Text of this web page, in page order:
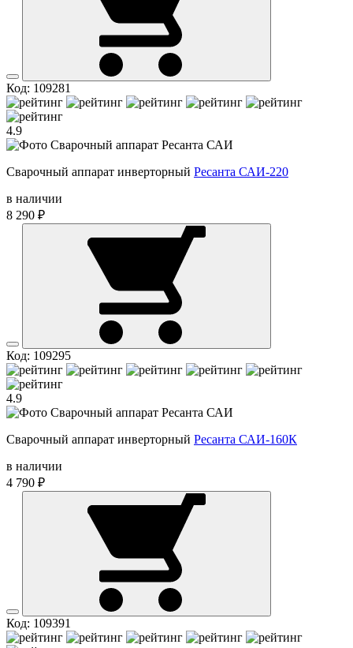
Код: 109281
4.9
Сварочный аппарат инверторный Ресанта САИ-220
в наличии
8 290 ₽
Код: 109295
4.9
Сварочный аппарат инверторный Ресанта САИ-160К
в наличии
4 790 ₽
Код: 109391